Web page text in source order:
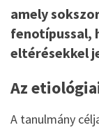
amely
fenotípussal,
eltérésekkel
Az
A tanulmány